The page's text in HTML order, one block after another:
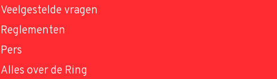
Veelgestelde vragen
Reglementen
Pers
Alles over de Ring